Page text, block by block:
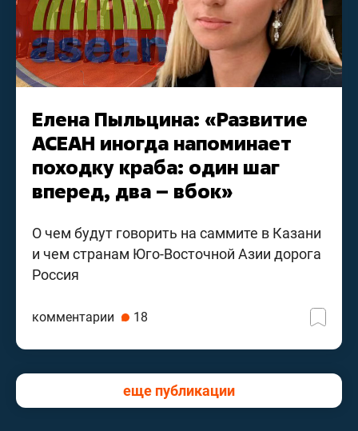
Елена Пыльцина: «Развитие
АСЕАН иногда напоминает
походку краба: один шаг
вперед, два – вбок»
О чем будут говорить на саммите в Казани
и чем странам Юго-Восточной Азии дорога
Россия
комментарии 18
еще публикации